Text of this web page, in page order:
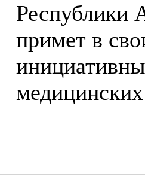
Республики
примет в